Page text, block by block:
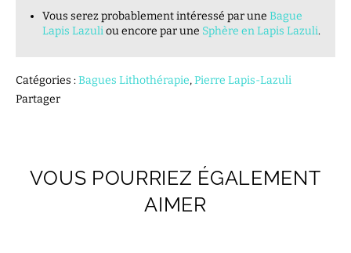
Vous serez probablement intéressé par une Bague
Lapis Lazuliou encore par une Sphère en Lapis Lazuli.
Catégories :Bagues Lithothérapie,Pierre Lapis-Lazuli
Partager
VOUS POURRIEZ ÉGALEMENT
AIMER